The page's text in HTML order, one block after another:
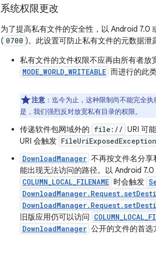
系统权限更改
为了提高私有文件的安全性，以 Android 7.0
( 0700 )。此设置可防止私有文件的元数据泄
私有文件的文件权限不应再由所有者放
MODE_WORLD_WRITEABLE 而进行的此
注意 ：迄今为止，这种限制尚不能完全
是，我们强烈反对放宽私有目录的权限。
传递软件包网域外的 file:// URI 可
URI 会触发 FileUriExposedException
DownloadManager 不再按文件名分享
能出现无法访问的路径。以 Android
COLUMN_LOCAL_FILENAME 时会触发
旧版应用仍可以访问
DownloadManager 公开的文件的首选